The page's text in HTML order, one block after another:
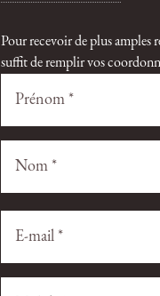
Pour recevoir de plus amples
suffit de remplir vos
laisser
ce
laisser
ce